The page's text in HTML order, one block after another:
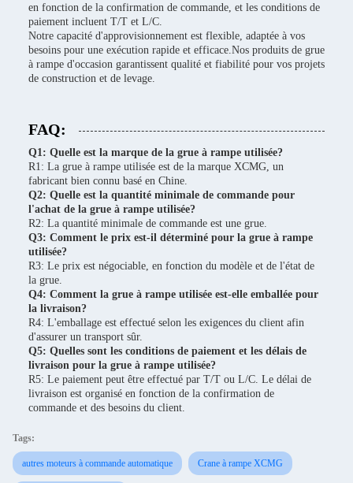
en fonction de la confirmation de commande, et les conditions de
paiement incluent T/T et L/C.
Notre capacité d'approvisionnement est flexible, adaptée à vos
besoins pour une exécution rapide et efficace.Nos produits de grue
à rampe d'occasion garantissent qualité et fiabilité pour vos projets
de construction et de levage.
FAQ:
Q1: Quelle est la marque de la grue à rampe utilisée?
R1: La grue à rampe utilisée est de la marque XCMG, un
fabricant bien connu basé en Chine.
Q2: Quelle est la quantité minimale de commande pour
l'achat de la grue à rampe utilisée?
R2: La quantité minimale de commande est une grue.
Q3: Comment le prix est-il déterminé pour la grue à rampe
utilisée?
R3: Le prix est négociable, en fonction du modèle et de l'état de
la grue.
Q4: Comment la grue à rampe utilisée est-elle emballée pour
la livraison?
R4: L'emballage est effectué selon les exigences du client afin
d'assurer un transport sûr.
Q5: Quelles sont les conditions de paiement et les délais de
livraison pour la grue à rampe utilisée?
R5: Le paiement peut être effectué par T/T ou L/C. Le délai de
livraison est organisé en fonction de la confirmation de
commande et des besoins du client.
Tags:
autres moteurs à commande automatique Crane à rampe XCMG